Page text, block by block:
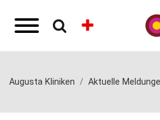
Augusta Kliniken Aktuelle